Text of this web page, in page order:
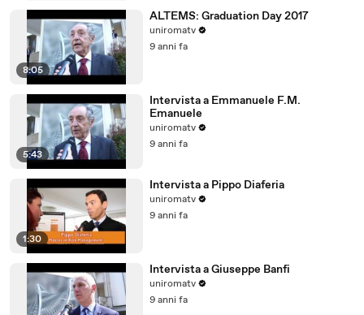
8:05
ALTEMS: Graduation Day 2017
uniromatv
9 anni fa
5:43
Intervista a Emmanuele F.M.
Emanuele
uniromatv
9 anni fa
1:30
Intervista a Pippo Diaferia
uniromatv
9 anni fa
Intervista a Giuseppe Banfi
uniromatv
9 anni fa